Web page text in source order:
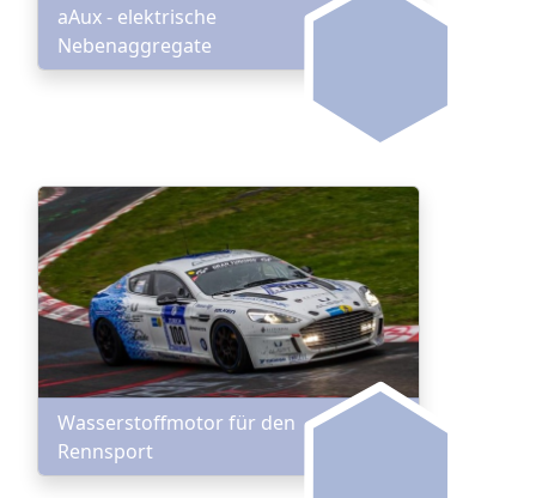
aAux - elektrische
Nebenaggregate
Wasserstoffmotor für den
Rennsport